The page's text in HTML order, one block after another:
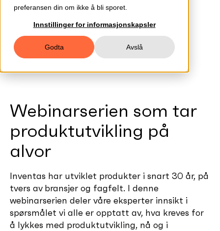
preferansen din om ikke å bli sporet.
Innstillinger for informasjonskapsler
Godta Avslå
Webinarserien som tar
produktutvikling på
alvor
Inventas har utviklet produkter i snart 30 år, på
tvers av bransjer og fagfelt. I denne
webinarserien deler våre eksperter innsikt i
spørsmålet vi alle er opptatt av, hva kreves for
å lykkes med produktutvikling, nå og i